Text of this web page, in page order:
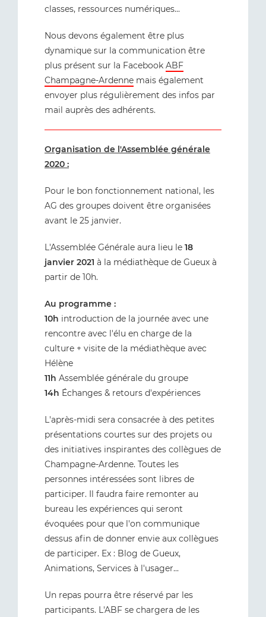
classes, ressources numériques...
Nous devons également être plus
dynamique sur la communication être
plus présent sur la Facebook ABF
Champagne-Ardenne mais également
envoyer plus régulièrement des infos par
mail auprès des adhérents.
Organisation de l'Assemblée générale
2020 :
Pour le bon fonctionnement national, les
AG des groupes doivent être organisées
avant le 25 janvier.
L'Assemblée Générale aura lieu le 18
janvier 2021 à la médiathèque de Gueux à
partir de 10h.
Au programme :
10h introduction de la journée avec une
rencontre avec l'élu en charge de la
culture + visite de la médiathèque avec
Hélène
11h Assemblée générale du groupe
14h Échanges & retours d'expériences
L'après-midi sera consacrée à des petites
présentations courtes sur des projets ou
des initiatives inspirantes des collègues de
Champagne-Ardenne. Toutes les
personnes intéressées sont libres de
participer. Il faudra faire remonter au
bureau les expériences qui seront
évoquées pour que l'on communique
dessus afin de donner envie aux collègues
de participer. Ex : Blog de Gueux,
Animations, Services à l'usager...
Un repas pourra être réservé par les
participants. L'ABF se chargera de les